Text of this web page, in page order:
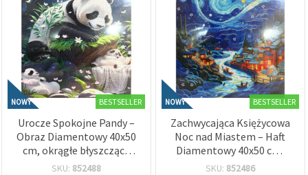
NOWY BESTSELLER
Urocze Spokojne Pandy –
Obraz Diamentowy 40x50
cm, okrągłe błyszczące
diamenciki, pełne
SKU: 852488
NOWY BESTSELLER
Zachwycająca Księżycowa
Noc nad Miastem – Haft
Diamentowy 40x50 cm,
okrągłe błyszczące
SKU: 852486